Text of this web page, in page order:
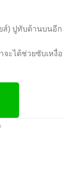
ส์) ปูทับด้านบนอีก
จะได้ช่วยซับเหงื่อ